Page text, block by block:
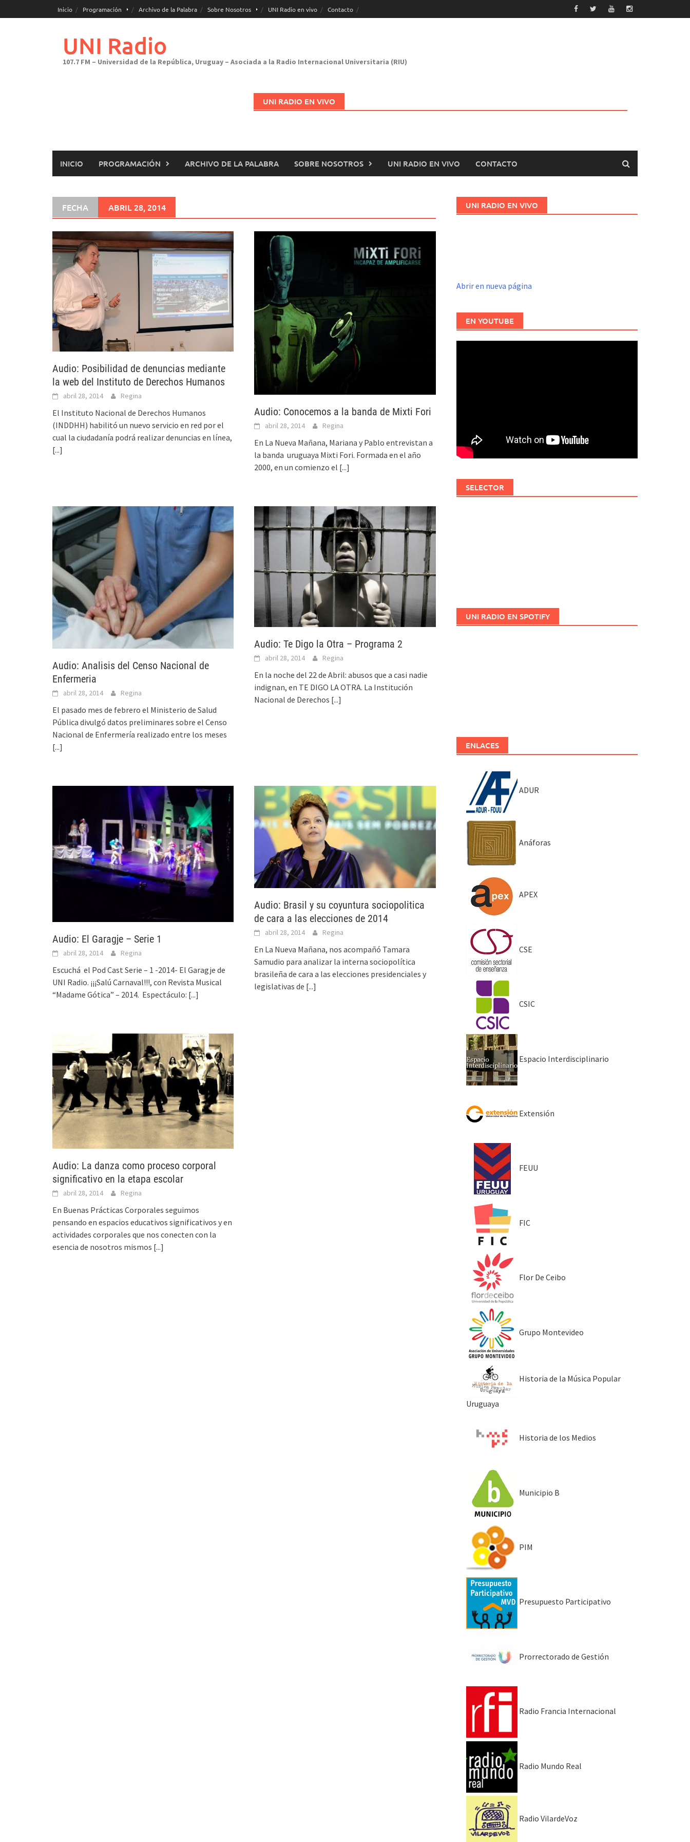
al
Inicio Programación Archivo de la Palabra Sobre Nosotros UNI Radio en vivo Contacto
UNI Radio
107.7 FM – Universidad de la República, Uruguay – Asociada a la Radio Internacional Universitaria (RIU)
UNI RADIO EN VIVO
INICIO PROGRAMACIÓN ARCHIVO DE LA PALABRA SOBRE NOSOTROS UNI RADIO EN VIVO CONTACTO
FECHA ABRIL 28, 2014
Audio: Posibilidad de denuncias mediante
la web del Instituto de Derechos Humanos
abril 28, 2014 Regina
El Instituto Nacional de Derechos Humanos
(INDDHH) habilitó un nuevo servicio en red por el
cual la ciudadanía podrá realizar denuncias en línea,
[...]
Audio: Conocemos a la banda de Mixti Fori
abril 28, 2014 Regina
En La Nueva Mañana, Mariana y Pablo entrevistan a
la banda uruguaya Mixti Fori. Formada en el año
2000, en un comienzo el [...]
Audio: Analisis del Censo Nacional de
Enfermeria
abril 28, 2014 Regina
El pasado mes de febrero el Ministerio de Salud
Pública divulgó datos preliminares sobre el Censo
Nacional de Enfermería realizado entre los meses
[...]
Audio: Te Digo la Otra – Programa 2
abril 28, 2014 Regina
En la noche del 22 de Abril: abusos que a casi nadie
indignan, en TE DIGO LA OTRA. La Institución
Nacional de Derechos [...]
Audio: El Garagje – Serie 1
abril 28, 2014 Regina
Escuchá el Pod Cast Serie – 1 -2014- El Garagje de
UNI Radio. ¡¡¡Salú Carnaval!!!, con Revista Musical
“Madame Gótica” – 2014. Espectáculo: [...]
Audio: Brasil y su coyuntura sociopolitica
de cara a las elecciones de 2014
abril 28, 2014 Regina
En La Nueva Mañana, nos acompañó Tamara
Samudio para analizar la interna sociopolítica
brasileña de cara a las elecciones presidenciales y
legislativas de [...]
Audio: La danza como proceso corporal
significativo en la etapa escolar
abril 28, 2014 Regina
En Buenas Prácticas Corporales seguimos
pensando en espacios educativos significativos y en
actividades corporales que nos conecten con la
esencia de nosotros mismos [...]
UNI RADIO EN VIVO
Abrir en nueva página
EN YOUTUBE
SELECTOR
UNI RADIO EN SPOTIFY
ENLACES
ADUR
Anáforas
APEX
CSE
CSIC
Espacio Interdisciplinario
Extensión
FEUU
FIC
Flor De Ceibo
Grupo Montevideo
Historia de la Música Popular
Uruguaya
Historia de los Medios
Municipio B
PIM
Presupuesto Participativo
Prorrectorado de Gestión
Radio Francia Internacional
Radio Mundo Real
Radio VilardeVoz